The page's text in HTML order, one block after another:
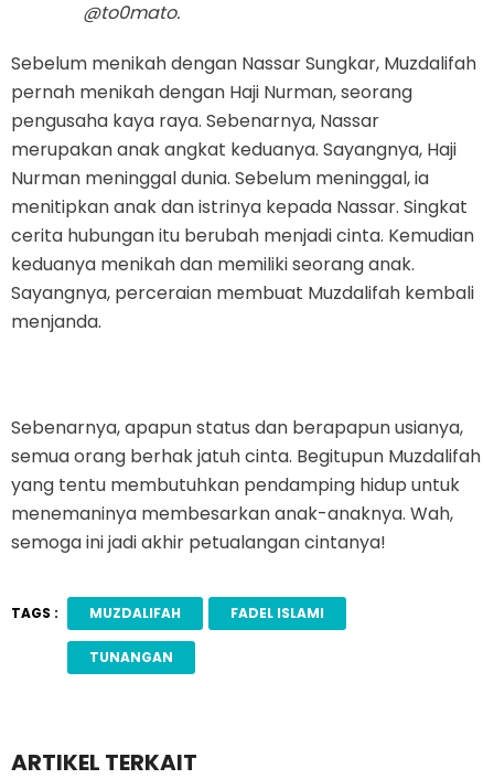
@to0mato.
Sebelum menikah dengan Nassar Sungkar, Muzdalifah
pernah menikah dengan Haji Nurman, seorang
pengusaha kaya raya. Sebenarnya, Nassar
merupakan anak angkat keduanya. Sayangnya, Haji
Nurman meninggal dunia. Sebelum meninggal, ia
menitipkan anak dan istrinya kepada Nassar. Singkat
cerita hubungan itu berubah menjadi cinta. Kemudian
keduanya menikah dan memiliki seorang anak.
Sayangnya, perceraian membuat Muzdalifah kembali
menjanda.
Sebenarnya, apapun status dan berapapun usianya,
semua orang berhak jatuh cinta. Begitupun Muzdalifah
yang tentu membutuhkan pendamping hidup untuk
menemaninya membesarkan anak-anaknya. Wah,
semoga ini jadi akhir petualangan cintanya!
TAGS : MUZDALIFAH FADEL ISLAMI
TUNANGAN
ARTIKEL TERKAIT